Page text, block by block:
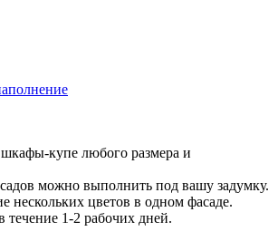
купе любого размера и
можно выполнить под вашу задумку.
нескольких цветов в одном фасаде.
течение 1-2 рабочих дней.